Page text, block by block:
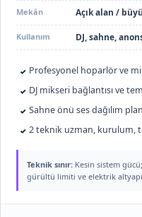
Mekân Açık alan /
Kullanım DJ, sahne,
✓ Profesyonel hoparlör ve
✓ DJ mikseri bağlantısı ve
✓ Sahne önü ses dağılım
✓ 2 teknik uzman, kurulum,
Teknik sınır: Kesin sistem
gürültü limiti ve elektrik